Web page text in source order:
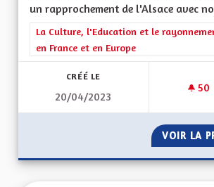
un rapprochement de l'Alsace avec
Filtrer les résultats de la catégorie : La
La Culture, l'Education et le
en France et en Europe
CRÉÉ LE
20/04/2023
50
VOIR LA